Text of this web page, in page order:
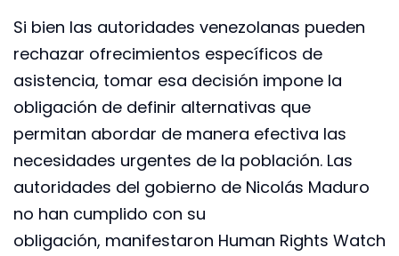
Si bien las autoridades venezolanas pueden
rechazar ofrecimientos específicos de
asistencia, tomar esa decisión impone la
obligación de definir alternativas que
permitan abordar de manera efectiva las
necesidades urgentes de la población. Las
autoridades del gobierno de Nicolás Maduro
no han cumplido con su
obligación, manifestaron Human Rights Watch